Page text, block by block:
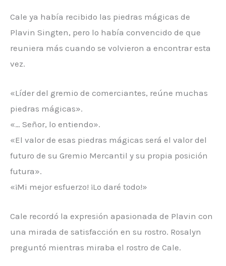
Cale ya había recibido las piedras mágicas de
Plavin Singten, pero lo había convencido de que
reuniera más cuando se volvieron a encontrar esta
vez.
«Líder del gremio de comerciantes, reúne muchas
piedras mágicas».
«… Señor, lo entiendo».
«El valor de esas piedras mágicas será el valor del
futuro de su Gremio Mercantil y su propia posición
futura».
«¡Mi mejor esfuerzo! ¡Lo daré todo!»
Cale recordó la expresión apasionada de Plavin con
una mirada de satisfacción en su rostro. Rosalyn
preguntó mientras miraba el rostro de Cale.